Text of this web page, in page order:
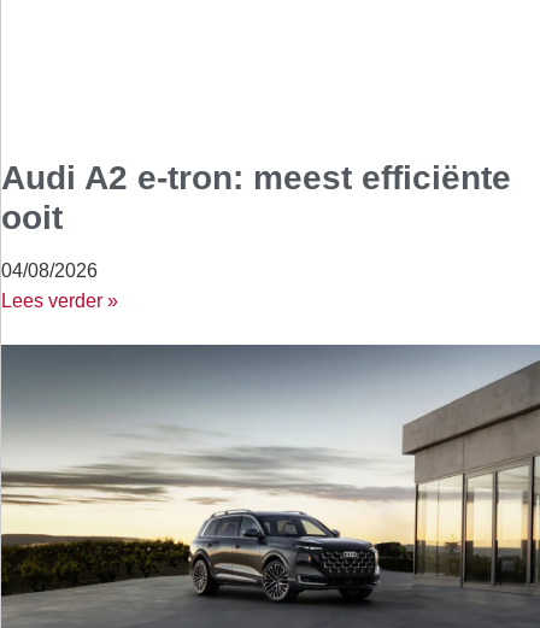
Audi A2 e-tron: meest efficiënte
ooit
04/08/2026
Lees verder »